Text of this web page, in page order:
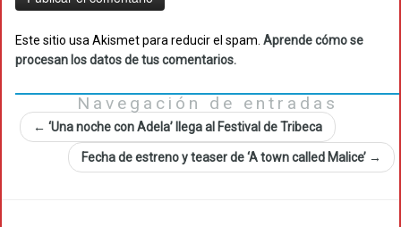
Este sitio usa Akismet para reducir el spam. Aprende cómo se
procesan los datos de tus comentarios.
Navegación de entradas
← ‘Una noche con Adela’ llega al Festival de Tribeca
Fecha de estreno y teaser de ‘A town called Malice’ →